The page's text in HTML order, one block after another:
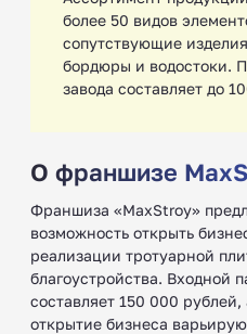
более 50 видов
сопутствующие
бордюры и водостоки.
завода составляет до
О франшизе
Франшиза «MaxStroy»
возможность открыть
реализации тротуарной
благоустройства. Входной
составляет 150 000
открытие бизнеса